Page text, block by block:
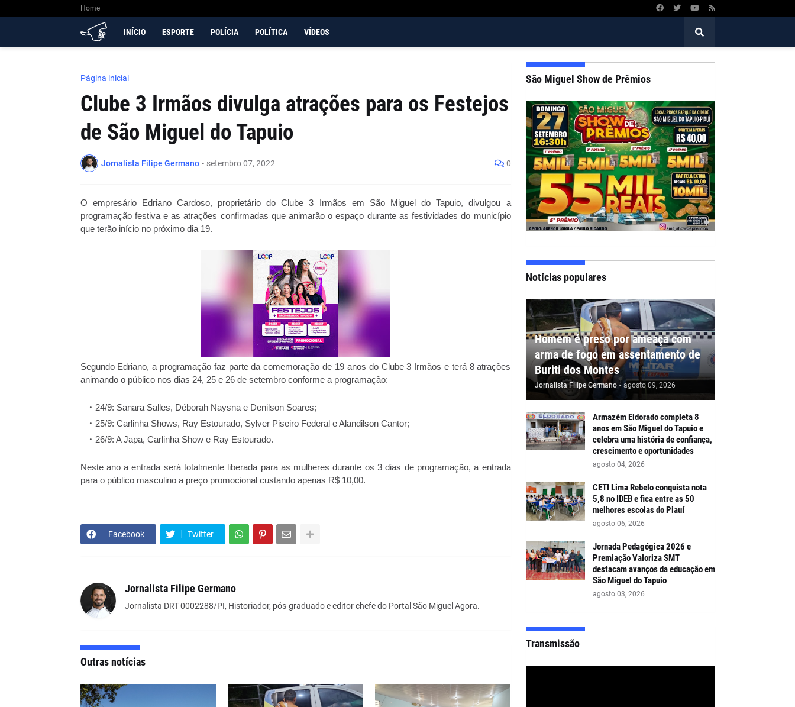
Home
INÍCIO ESPORTE POLÍCIA POLÍTICA VÍDEOS
Página inicial
Clube 3 Irmãos divulga atrações para os Festejos
de São Miguel do Tapuio
Jornalista Filipe Germano - setembro 07, 2022 0
O empresário Edriano Cardoso, proprietário do Clube 3 Irmãos em São Miguel do Tapuio, divulgou a
programação festiva e as atrações confirmadas que animarão o espaço durante as festividades do município
que terão início no próximo dia 19.
Segundo Edriano, a programação faz parte da comemoração de 19 anos do Clube 3 Irmãos e terá 8 atrações
animando o público nos dias 24, 25 e 26 de setembro conforme a programação:
24/9: Sanara Salles, Déborah Naysna e Denilson Soares;
25/9: Carlinha Shows, Ray Estourado, Sylver Piseiro Federal e Alandilson Cantor;
26/9: A Japa, Carlinha Show e Ray Estourado.
Neste ano a entrada será totalmente liberada para as mulheres durante os 3 dias de programação, a entrada
para o público masculino a preço promocional custando apenas R$ 10,00.
Facebook Twitter
Jornalista Filipe Germano
Jornalista DRT 0002288/PI, Historiador, pós-graduado e editor chefe do Portal São Miguel Agora.
Outras notícias
São Miguel Show de Prêmios
Notícias populares
Homem é preso por ameaça com
arma de fogo em assentamento de
Buriti dos Montes
Jornalista Filipe Germano - agosto 09, 2026
Armazém Eldorado completa 8
anos em São Miguel do Tapuio e
celebra uma história de confiança,
crescimento e oportunidades
agosto 04, 2026
CETI Lima Rebelo conquista nota
5,8 no IDEB e fica entre as 50
melhores escolas do Piauí
agosto 06, 2026
Jornada Pedagógica 2026 e
Premiação Valoriza SMT
destacam avanços da educação em
São Miguel do Tapuio
agosto 03, 2026
Transmissão